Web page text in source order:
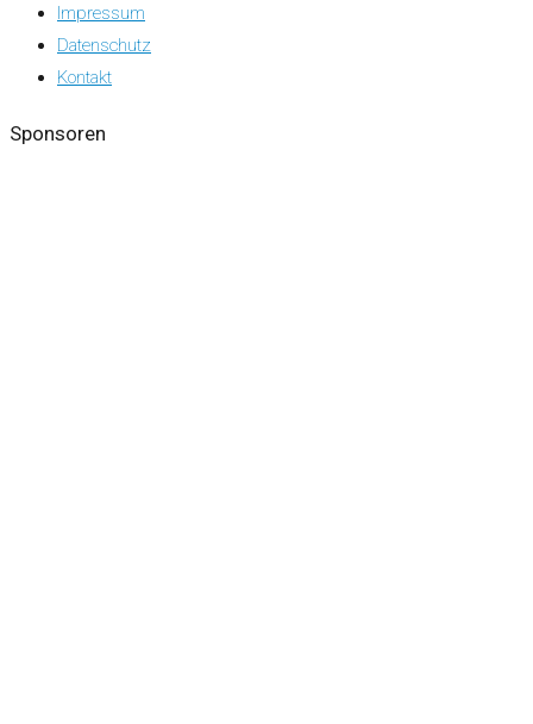
Impressum
Datenschutz
Kontakt
Sponsoren